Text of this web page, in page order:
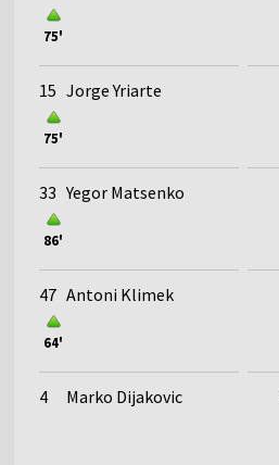
75'
15 Jorge Yriarte
75'
33 Yegor Matsenko
86'
47 Antoni Klimek
64'
4 Marko Dijakovic